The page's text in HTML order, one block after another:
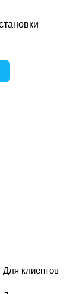
Для клиентов